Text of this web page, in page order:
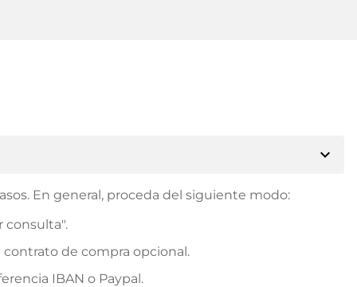
expand_more
En general, proceda del siguiente modo:
consulta".
contrato de compra opcional.
IBAN o Paypal.